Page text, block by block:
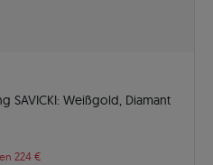
SAVICKI: Weißgold, Diamant
224 €